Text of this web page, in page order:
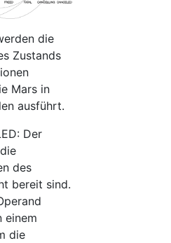
die
Zustands
Mars in
ausführt.
Der
des
bereit sind.
einem
die